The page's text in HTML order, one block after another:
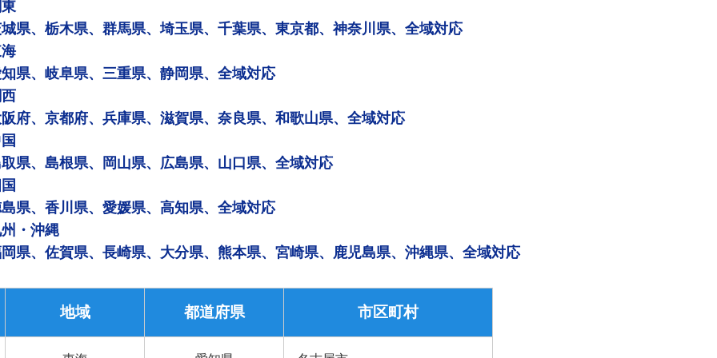
県、栃木県、群馬県、埼玉県、千葉県、東京都、神奈川県、全域対応
県、岐阜県、三重県、静岡県、全域対応
府、京都府、兵庫県、滋賀県、奈良県、和歌山県、全域対応
県、島根県、岡山県、広島県、山口県、全域対応
県、香川県、愛媛県、高知県、全域対応
・沖縄
県、佐賀県、長崎県、大分県、熊本県、宮崎県、鹿児島県、沖縄県、全域対応
地域 都道府県 市区町村